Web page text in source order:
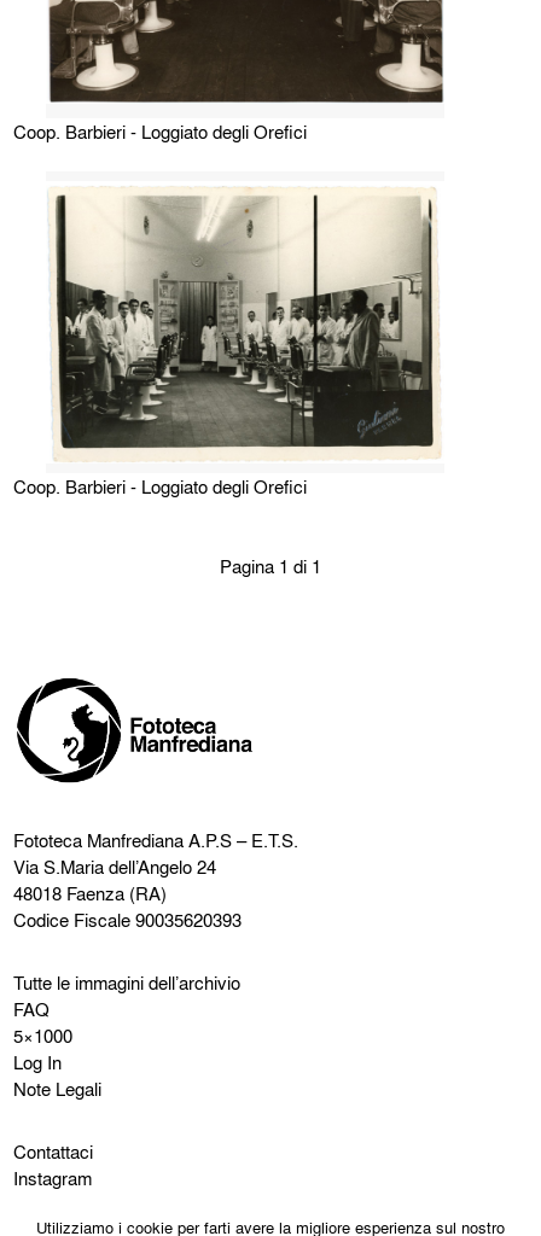
Coop. Barbieri - Loggiato degli Orefici
Coop. Barbieri - Loggiato degli Orefici
Pagina 1 di 1
Fototeca ManfredianaA.P.S – E.T.S.
Via S.Maria dell’Angelo 24
48018 Faenza (RA)
Codice Fiscale 90035620393
Tutte le immagini dell’archivio
FAQ
5×1000
Log In
Note Legali
Contattaci
Instagram
Utilizziamo i cookie per farti avere la migliore esperienza sul nostro